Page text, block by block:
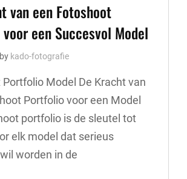
van een Fotoshoot
een Succesvol Model
by kado-fotografie
Model De Kracht van
Portfolio voor een Model
portfolio is de sleutel tot
elk model dat serieus
worden in de